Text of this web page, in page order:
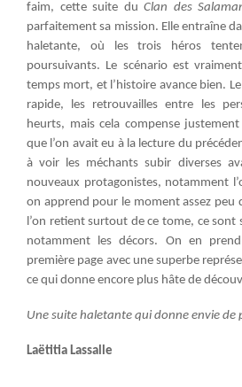
faim, cette suite duClan des
parfaitement sa mission. Elle entraîne
haletante, où les trois héros
poursuivants. Le scénario est
temps mort, et l’histoire avance bien.
rapide, les retrouvailles entre les
heurts, mais cela compense
que l’on avait eu à la lecture du
à voir les méchants subir diverses
nouveaux protagonistes, notamment
on apprend pour le moment assez peu
l’on retient surtout de ce tome, ce sont
notamment les décors. On en
première page avec une superbe
ce qui donne encore plus hâte de
Une suite haletante qui donne envie de
Laëtitia Lassalle